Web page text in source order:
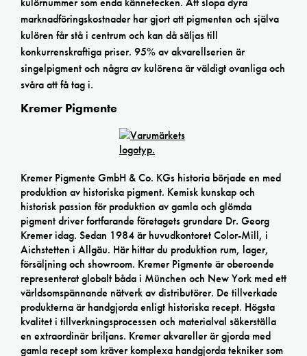
marknadföringskostnader har gjort att pigmenten och själva
kulören får stå i centrum och kan då säljas till
konkurrenskraftiga priser. 95% av akvarellserien är
singelpigment och några av kulörena är väldigt ovanliga och
svåra att få tag i.
Kremer Pigmente
Kremer Pigmente GmbH & Co. KGs historia började en med
produktion av historiska pigment. Kemisk kunskap och
historisk passion för produktion av gamla och glömda
pigment driver fortfarande företagets grundare Dr. Georg
Kremer idag. Sedan 1984 är huvudkontoret Color-Mill, i
Aichstetten i Allgäu. Här hittar du produktion rum, lager,
försäljning och showroom. Kremer Pigmente är oberoende
representerat globalt båda i München och New York med ett
världsomspännande nätverk av distributörer. De tillverkade
produkterna är handgjorda enligt historiska recept. Högsta
kvalitet i tillverkningsprocessen och materialval säkerställa
en extraordinär briljans. Kremer akvareller är gjorda med
gamla recept som kräver komplexa handgjorda tekniker som